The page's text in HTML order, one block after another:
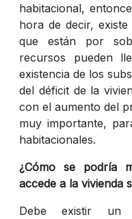
habitacional,
hora de decir,
que están por
recursos pueden
existencia de los
del déficit de la
con el aumento del
muy importante,
habitacionales.
¿Cómo se podría
accede a la vivienda
Debe existir un